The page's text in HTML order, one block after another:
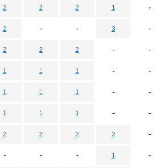
2 2 2 1 -
2 - - 3 -
2 2 2 - -
1 1 1 - -
1 1 1 - -
1 1 1 - -
2 2 2 2 -
- - - 1 -